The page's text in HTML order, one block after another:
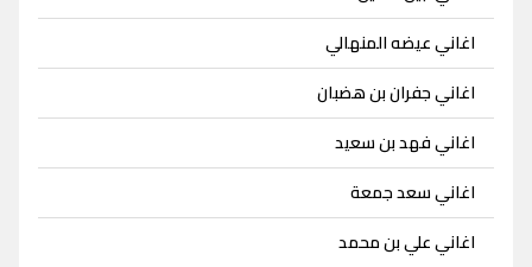
اغاني عيضه المنهالي
اغاني جفران بن هضبان
اغاني فهد بن سعيد
اغاني سعد جمعة
اغاني علي بن محمد